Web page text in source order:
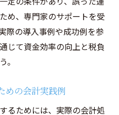
め、専門家のサポートを受
際の導入事例や成功例を参
じて資金効率の向上と税負
。
めの会計実践例
るためには、実際の会計処